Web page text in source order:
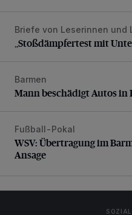
„Stoßdämpfertest mit
Briefe von Leserinnen und
„Stoßdämpfertest mit
Mann beschädigt Autos in
Barmen
Mann beschädigt Autos in
WSV: Übertragung im
Fußball-Pokal
WSV: Übertragung im
Ansage